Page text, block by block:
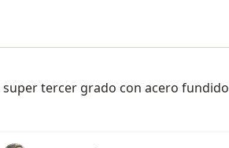
tercer grado con acero fundido